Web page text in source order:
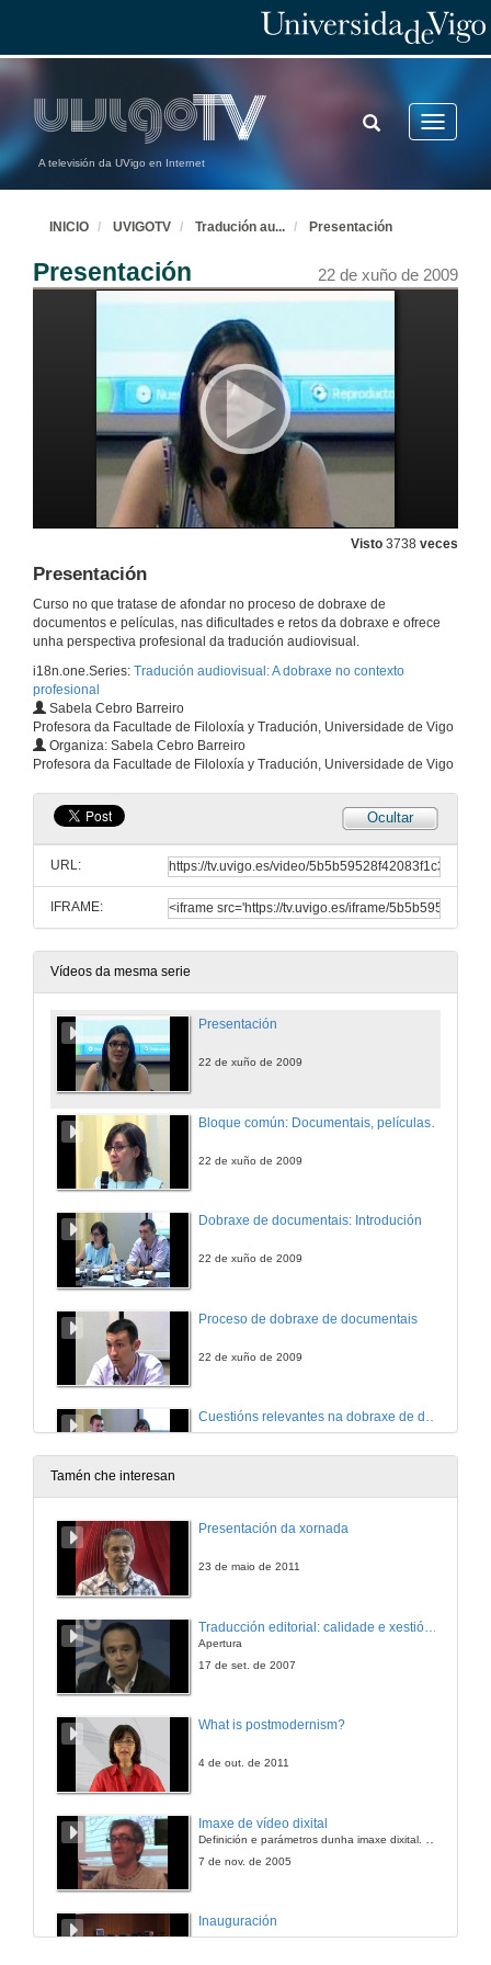
A televisión da UVigo en Internet
Toggle
TOGGLE
SEARCH
INICIO UVIGOTV Tradución au... Presentación
Presentación 22 de xuño de 2009
Visto 3738 veces
Presentación
Curso no que tratase de afondar no proceso de dobraxe de
documentos e películas, nas dificultades e retos da dobraxe e ofrece
unha perspectiva profesional da tradución audiovisual.
i18n.one.Series: Tradución audiovisual: A dobraxe no contexto
profesional
Sabela Cebro Barreiro
Profesora da Facultade de Filoloxía y Tradución, Universidade de Vigo
Organiza: Sabela Cebro Barreiro
Profesora da Facultade de Filoloxía y Tradución, Universidade de Vigo
Ocultar
URL:
IFRAME:
Vídeos da mesma serie
Presentación
22 de xuño de 2009
22 de xuño de 2009
Dobraxe de documentais: Introdución
22 de xuño de 2009
Proceso de dobraxe de documentais
22 de xuño de 2009
Cuestións relevantes na dobraxe de documentais
22 de xuño de 2009
24 de xuño de 2009
24 de xuño de 2009
Tamén che interesan
Presentación da xornada
23 de maio de 2011
Apertura
17 de set. de 2007
What is postmodernism?
4 de out. de 2011
Imaxe de vídeo dixital
Definición e parámetros dunha imaxe dixital. Resolución e Aspecto. Profundidade da cor. Compresión. Frame por segundo. Entrelazado. Campos, cadros
7 de nov. de 2005
Inauguración